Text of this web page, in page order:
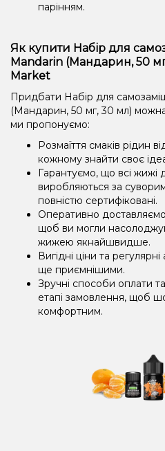
парінням.
Як купити Набір для
Mandarin (Мандарин, 50
Market
Придбати Набір для
(Мандарин, 50 мг, 30 мл)
ми пропонуємо:
Розмаїття смаків рідин
кожному знайти своє
Гарантуємо, що всі жижі
виробляються за
повністю сертифіковані.
Оперативно доставляємо
щоб ви могли
жижею якнайшвидше.
Вигідні ціни та
ще приємнішими.
Зручні способи оплати
етапі замовлення, щоб
комфортним.